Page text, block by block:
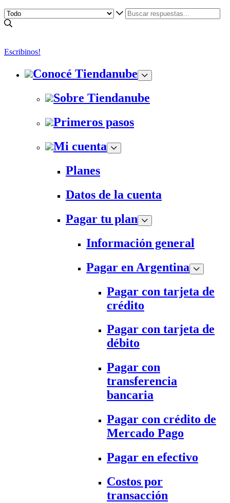
Escribinos!
Conocé Tiendanube
Sobre Tiendanube
Primeros pasos
Mi cuenta
Planes
Datos de la cuenta
Pagar tu plan
Información general
Pagar en Argentina
Pagar con tarjeta de
crédito
Pagar con tarjeta de
débito
Pagar con
transferencia
bancaria
Pagar con crédito de
Mercado Pago
Pagar en efectivo
Costos por
transacción